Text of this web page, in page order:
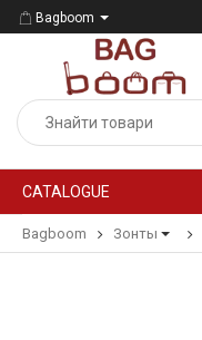
Bagboom
CATALOGUE
Bagboom Зонты